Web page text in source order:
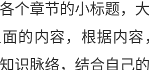
个章节的小标题，
的内容，根据内
识脉络，结合自己